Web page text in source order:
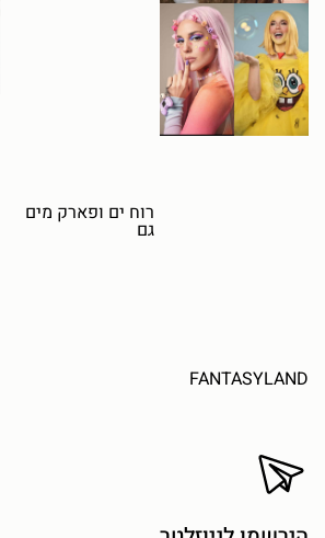
FANTASYLAND
רוח ים ופארק מים
גם